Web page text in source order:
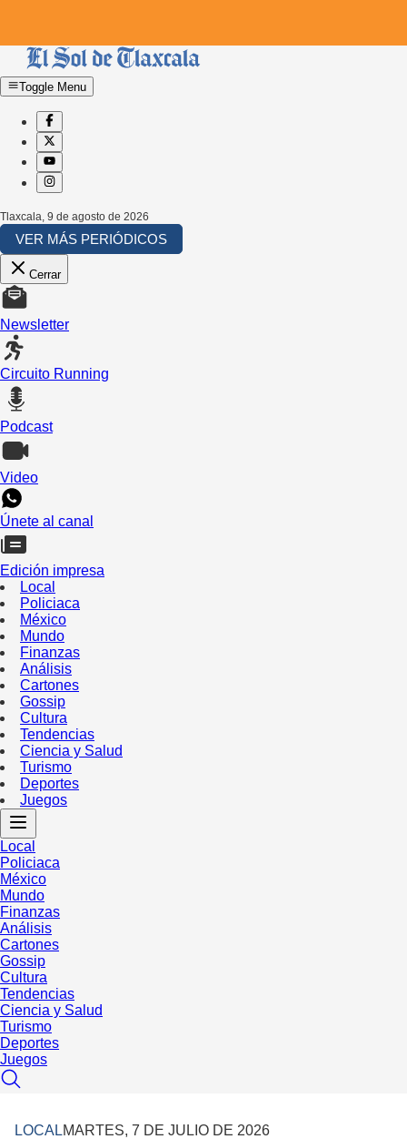
Toggle Menu
Tlaxcala 9 de agosto de 2026
VER MÁS PERIÓDICOS
Cerrar
Newsletter
Circuito Running
Podcast
Video
Únete al canal
Edición impresa
Local
Policiaca
México
Mundo
Finanzas
Análisis
Cartones
Gossip
Cultura
Tendencias
Ciencia y Salud
Turismo
Deportes
Juegos
Local
Policiaca
México
Mundo
Finanzas
Análisis
Cartones
Gossip
Cultura
Tendencias
Ciencia y Salud
Turismo
Deportes
Juegos
LOCALMARTES, 7 DE JULIO DE 2026